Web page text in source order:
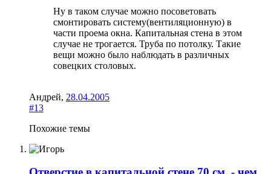
Ну в таком случае можно посоветовать
смонтировать систему(вентиляционную) в
части проема окна. Капитальная стена в этом
случае не трогается. Труба по потолку. Такие
вещи можно было наблюдать в различных
совецких столовых.
Андрей, 28.04.2005
#13
Похожие темы